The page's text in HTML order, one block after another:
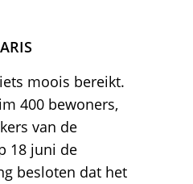
moois bereikt.
400 bewoners,
van de
18 juni de
besloten dat het